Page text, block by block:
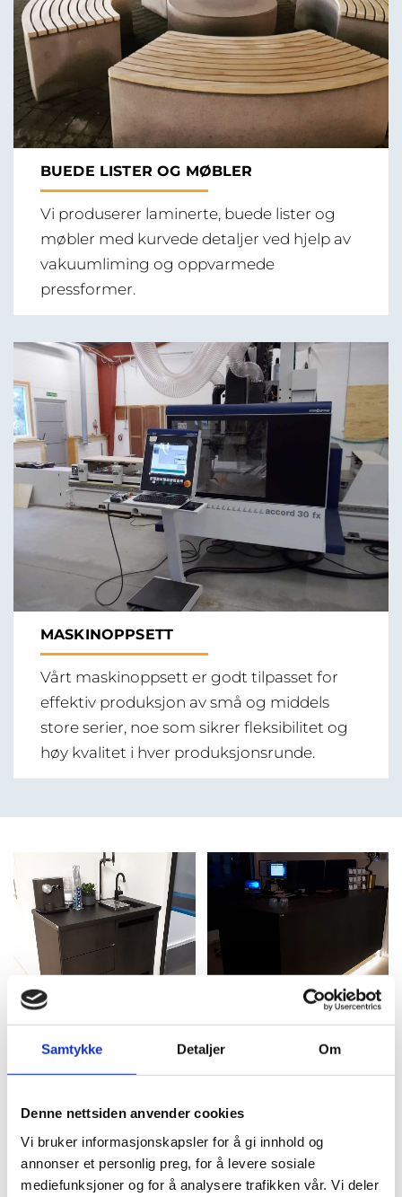
Samtykke Detaljer Om
Denne nettsiden anvender cookies
Vi bruker informasjonskapsler for å gi innhold og
annonser et personlig preg, for å levere sosiale
mediefunksjoner og for å analysere trafikken vår. Vi deler
BUEDE LISTER OG MØBLER
Vi produserer laminerte, buede lister og
møbler med kurvede detaljer ved hjelp av
vakuumliming og oppvarmede
pressformer.
MASKINOPPSETT
Vårt maskinoppsett er godt tilpasset for
effektiv produksjon av små og middels
store serier, noe som sikrer fleksibilitet og
høy kvalitet i hver produksjonsrunde.